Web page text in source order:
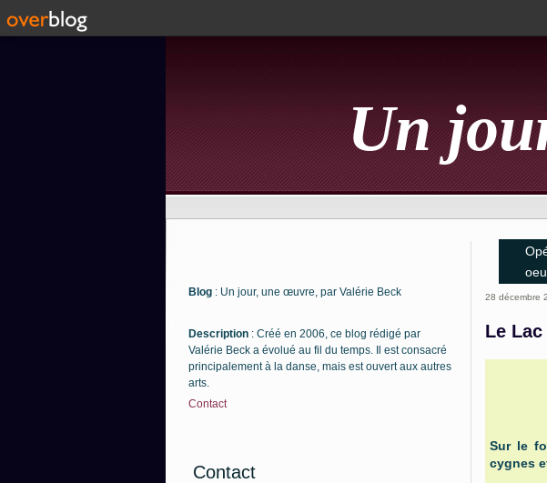
Un
Blog : Un jour, une œuvre, par Valérie Beck
Description : Créé en 2006, ce blog rédigé par
Valérie Beck a évolué au fil du temps. Il est consacré
principalement à la danse, mais est ouvert aux autres
arts.
Contact
Contact
28 décembre
Le
Sur le
cygnes